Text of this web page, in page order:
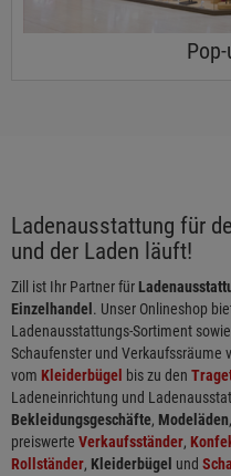
Ladenausstattung für
und der Laden läuft!
Zill ist Ihr Partner für
Einzelhandel . Unser Onlineshop
Ladenausstattungs-Sortiment
Schaufenster und Verkaufssräume
vom Kleiderbügel bis zu den
Ladeneinrichtung und
Bekleidungsgeschäfte, Modeläden,
preiswerte Verkaufsständer,
Rollständer, Kleiderbügel und